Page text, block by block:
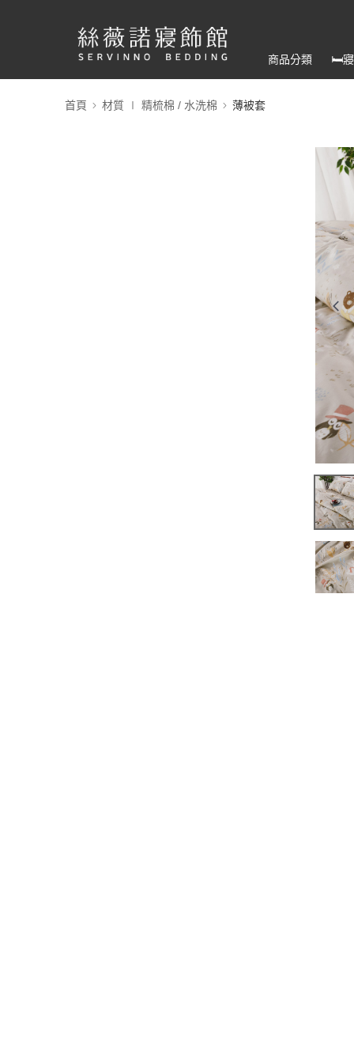
商品分類 🛏️寢
首頁 材質 ∣ 精梳棉 / 水洗棉 薄被套